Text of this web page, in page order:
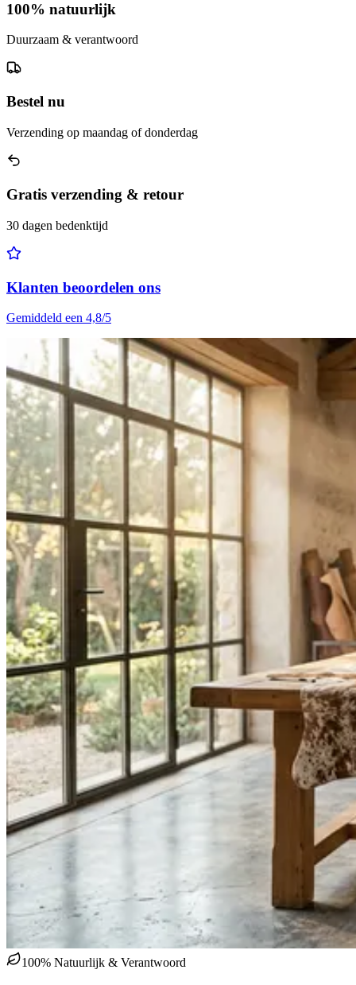
100% natuurlijk
Duurzaam & verantwoord
Bestel nu
Verzending op maandag of donderdag
Gratis verzending & retour
30 dagen bedenktijd
Klanten beoordelen ons
Gemiddeld een 4,8/5
100% Natuurlijk & Verantwoord